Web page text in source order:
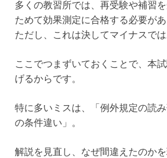
多くの教習所では、再受験や補習
ためて効果測定に合格する必要があ
ただし、これは決してマイナスでは
ここでつまずいておくことで、本
げるからです。
特に多いミスは、「例外規定の読
の条件違い」。
解説を見直し、なぜ間違えたのか